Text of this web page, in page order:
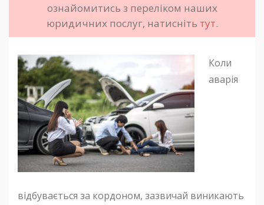
ознайомитись з переліком наших
юридичних послуг, натисніть тут.
Коли
аварія
відбувається за кордоном, зазвичай виникають